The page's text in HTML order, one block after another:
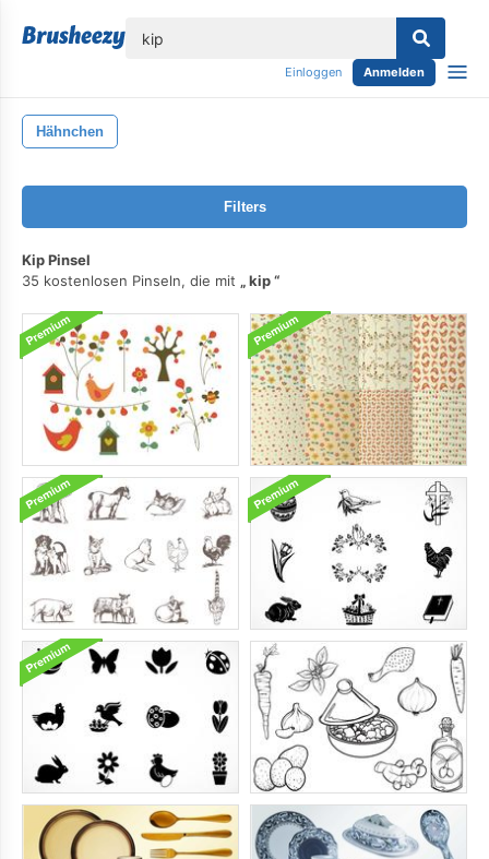
Einloggen Anmelden
Hähnchen
Filters
Kip Pinsel
35 kostenlosen Pinseln, die mit
kip